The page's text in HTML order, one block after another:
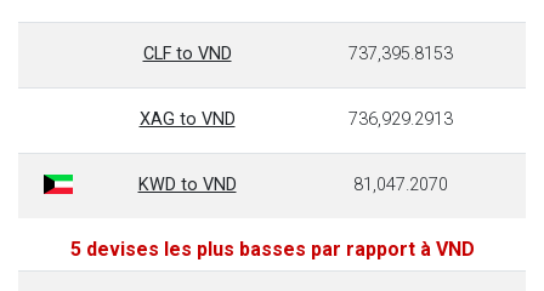
CLF to VND 737,395.8153
XAG to VND 736,929.2913
KWD to VND 81,047.2070
5 devises les plus basses par rapport à VND